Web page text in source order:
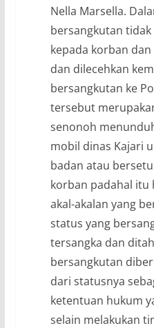
Nella Marsella.
bersangkutan
kepada korban
dan dilecehkan
bersangkutan ke
tersebut
senonoh
mobil dinas Kajari
badan atau
korban padahal itu
akal-akalan yang
status yang
tersangka dan
bersangkutan
dari statusnya
ketentuan hukum
selain melakukan